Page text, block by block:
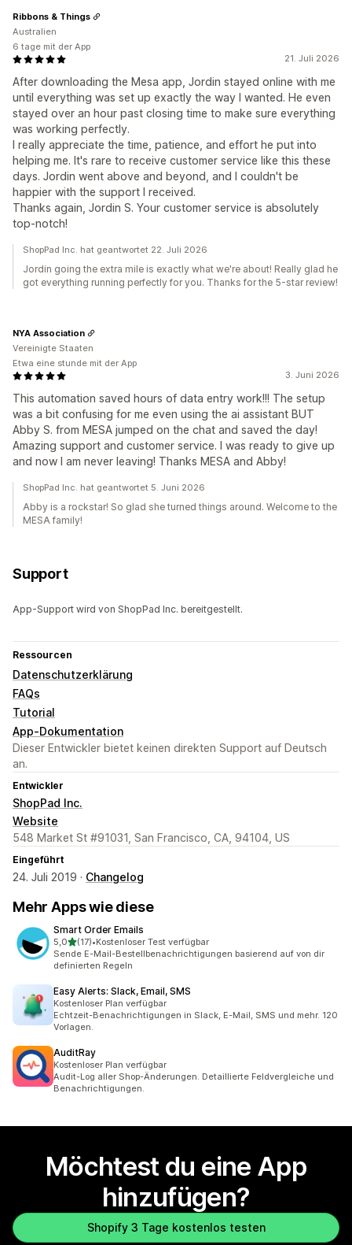
21. Juli 2026
After downloading the Mesa app, Jordin stayed online with me
until everything was set up exactly the way I wanted. He even
stayed over an hour past closing time to make sure everything
was working perfectly.
I really appreciate the time, patience, and effort he put into
helping me. It's rare to receive customer service like this these
days. Jordin went above and beyond, and I couldn't be
happier with the support I received.
Thanks again, Jordin S. Your customer service is absolutely
top-notch!
Ribbons & Things
Australien
6 tage mit der App
ShopPad Inc. hat geantwortet 22. Juli 2026
Jordin going the extra mile is exactly what we're about! Really glad he
got everything running perfectly for you. Thanks for the 5-star review!
3. Juni 2026
This automation saved hours of data entry work!!! The setup
was a bit confusing for me even using the ai assistant BUT
Abby S. from MESA jumped on the chat and saved the day!
Amazing support and customer service. I was ready to give up
and now I am never leaving! Thanks MESA and Abby!
NYA Association
Vereinigte Staaten
Etwa eine stunde mit der App
ShopPad Inc. hat geantwortet 5. Juni 2026
Abby is a rockstar! So glad she turned things around. Welcome to the
MESA family!
Support
App-Support wird von ShopPad Inc. bereitgestellt.
Ressourcen
Datenschutzerklärung
FAQs
Tutorial
App-Dokumentation
Dieser Entwickler bietet keinen direkten Support auf Deutsch
an.
Entwickler
ShopPad Inc.
Website
548 Market St #91031, San Francisco, CA, 94104, US
Eingeführt
24. Juli 2019 · Changelog
Mehr Apps wie diese
Smart Order Emails
5,0von 5 Sternen
(17)
17 Rezensionen insgesamt
•Kostenloser Test verfügbar
Sende E-Mail-Bestellbenachrichtigungen basierend auf von dir
definierten Regeln
Easy Alerts: Slack, Email, SMS
Kostenloser Plan verfügbar
Echtzeit-Benachrichtigungen in Slack, E-Mail, SMS und mehr. 120
Vorlagen.
AuditRay
Kostenloser Plan verfügbar
Audit-Log aller Shop-Änderungen. Detaillierte Feldvergleiche und
Benachrichtigungen.
Möchtest du eine App
hinzufügen?
Shopify 3 Tage kostenlos testen